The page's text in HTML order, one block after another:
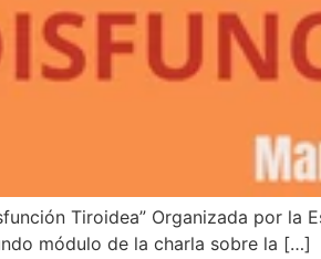
Tiroidea” Organizada por la
módulo de la charla sobre la […]